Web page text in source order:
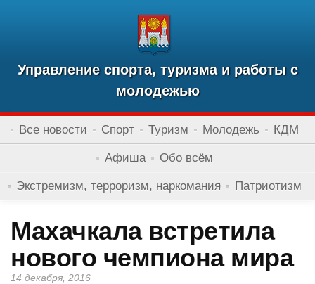
Управление спорта, туризма и работы с
молодежью
Все новости Спорт Туризм Молодежь КДМ
Афиша Обо всём
Экстремизм, терроризм, наркомания Патриотизм
Махачкала встретила
нового чемпиона мира
14 декабря, 2016